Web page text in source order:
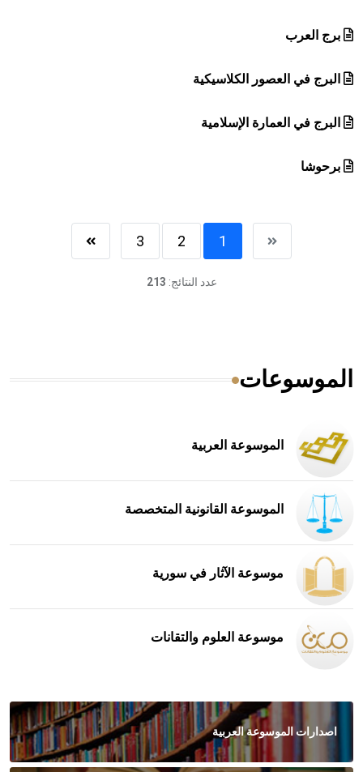
برج العرب
البرج في العصور الكلاسيكية
البرج في العمارة الإسلامية
برحوشا
1
2
3
عدد النتائج: 213
الموسوعات
الموسوعة العربية
الموسوعة القانونية المتخصصة
موسوعة الآثار في سورية
موسوعة العلوم والتقانات
اصدارات الموسوعة العربية